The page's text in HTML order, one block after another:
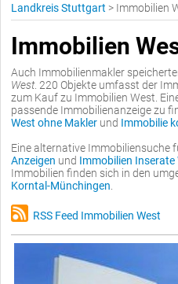
Landkreis Stuttgart > Immobilien
Immobilien
Auch Immobilienmakler
West. 220 Objekte umfasst der
zum Kauf zu Immobilien West.
passende Immobilienanzeige zu
West ohne Makler und Immobilie
Eine alternative Immobiliensuche
Anzeigen und Immobilien Inserate
Immobilien finden sich in den
Korntal-Münchingen
RSS Feed Immobilien West